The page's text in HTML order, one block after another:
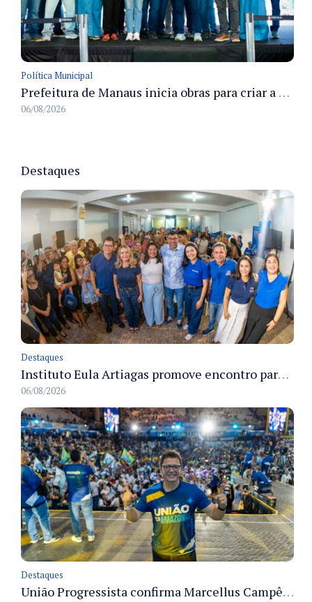
Política Municipal
Prefeitura de Manaus inicia obras para criar a primeira Rua Gastronômica de Manaus na Ferreira Pena
06/08/2026
Destaques
Destaques
Instituto Eula Artiagas promove encontro para discutir melhorias para o bairro Petrópolis
06/08/2026
Destaques
União Progressista confirma Marcellus Campêlo como candidato a deputado estadual